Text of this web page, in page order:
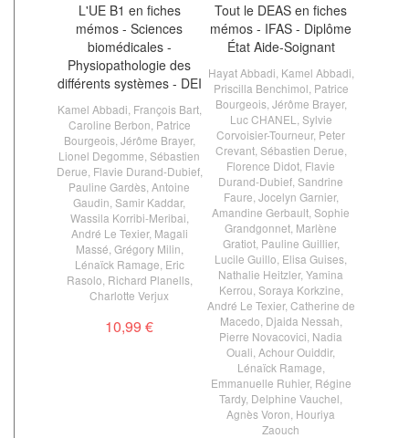
L'UE B1 en fiches
mémos - Sciences
biomédicales -
Physiopathologie des
différents systèmes - DEI
Kamel Abbadi François Bart,
Caroline Berbon Patrice
Bourgeois, Jérôme Brayer,
Lionel Degomme Sébastien
Derue Flavie Durand-Dubief,
Pauline Gardès Antoine
Gaudin Samir Kaddar,
Wassila Korribi-Meribai
André Le Texier, Magali
Massé Grégory Milin
Lénaïck Ramage Eric
Rasolo Richard Planells,
Charlotte Verjux
10,99 €
Tout le DEAS en fiches
mémos - IFAS - Diplôme
État Aide-Soignant
Hayat Abbadi Kamel Abbadi
Priscilla Benchimol Patrice
Bourgeois, Jérôme Brayer,
Luc CHANEL
Sylvie
Corvoisier-Tourneur, Peter
Crevant, Sébastien Derue
Florence Didot Flavie
Durand-Dubief Sandrine
Faure Jocelyn Garnier,
Amandine Gerbault Sophie
Grandgonnet Marlène
Gratiot, Pauline Guillier,
Lucile Guillo Elisa Guises
Nathalie Heitzler, Yamina
Kerrou Soraya Korkzine
André Le Texier, Catherine de
Macedo Djaida Nessah
Pierre Novacovici Nadia
Ouali Achour Ouiddir,
Lénaïck Ramage
Emmanuelle Ruhier, Régine
Tardy, Delphine Vauchel
Agnès Voron Houriya
Zaouch